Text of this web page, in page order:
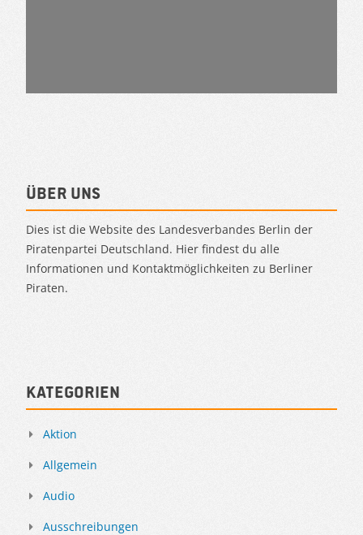
Über uns
Dies ist die Website des Landesverbandes Berlin der
Piratenpartei Deutschland. Hier findest du alle
Informationen und Kontaktmöglichkeiten zu Berliner
Piraten.
Kategorien
Aktion
Allgemein
Audio
Ausschreibungen